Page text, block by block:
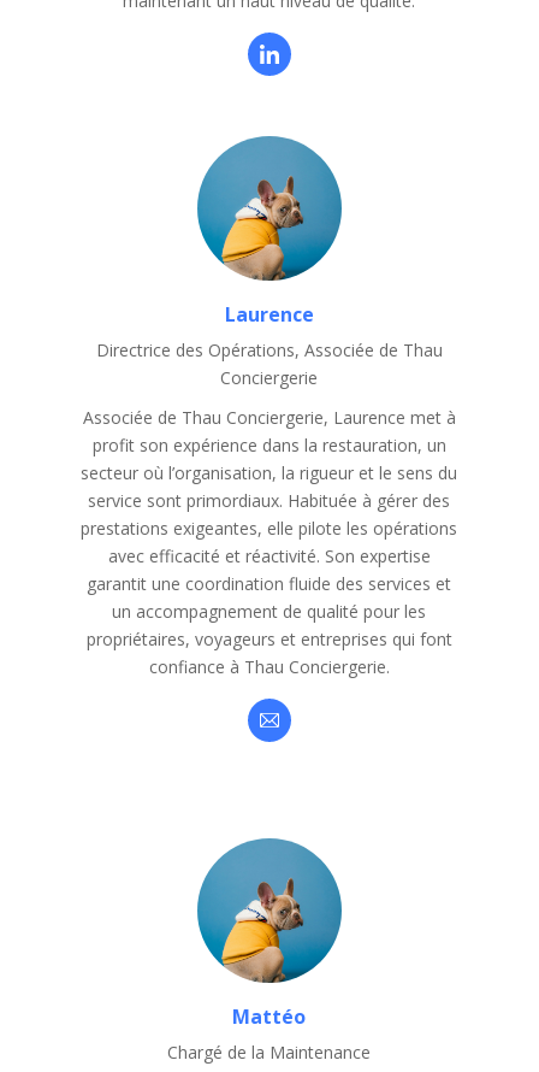
Laurence
Directrice des Opérations, Associée de Thau
Conciergerie
Associée de Thau Conciergerie, Laurence met à
profit son expérience dans la restauration, un
secteur où l’organisation, la rigueur et le sens du
service sont primordiaux. Habituée à gérer des
prestations exigeantes, elle pilote les opérations
avec efficacité et réactivité. Son expertise
garantit une coordination fluide des services et
un accompagnement de qualité pour les
propriétaires, voyageurs et entreprises qui font
confiance à Thau Conciergerie.
Mattéo
Chargé de la Maintenance